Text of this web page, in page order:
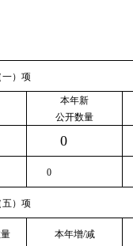
一）项
本年新
公开数量
0
0
五）项
本年增/减